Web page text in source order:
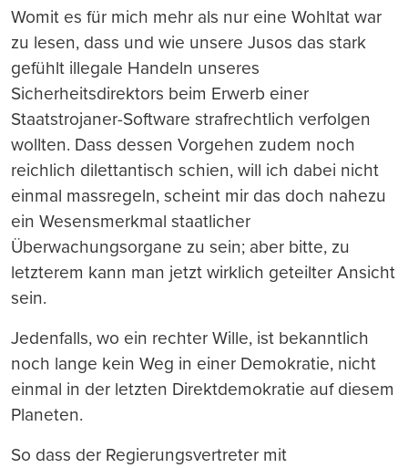
Womit es für mich mehr als nur eine Wohltat war
zu lesen, dass und wie unsere Jusos das stark
gefühlt illegale Handeln unseres
Sicherheitsdirektors beim Erwerb einer
Staatstrojaner-Software strafrechtlich verfolgen
wollten. Dass dessen Vorgehen zudem noch
reichlich dilettantisch schien, will ich dabei nicht
einmal massregeln, scheint mir das doch nahezu
ein Wesensmerkmal staatlicher
Überwachungsorgane zu sein; aber bitte, zu
letzterem kann man jetzt wirklich geteilter Ansicht
sein.
Jedenfalls, wo ein rechter Wille, ist bekanntlich
noch lange kein Weg in einer Demokratie, nicht
einmal in der letzten Direktdemokratie auf diesem
Planeten.
So dass der Regierungsvertreter mit